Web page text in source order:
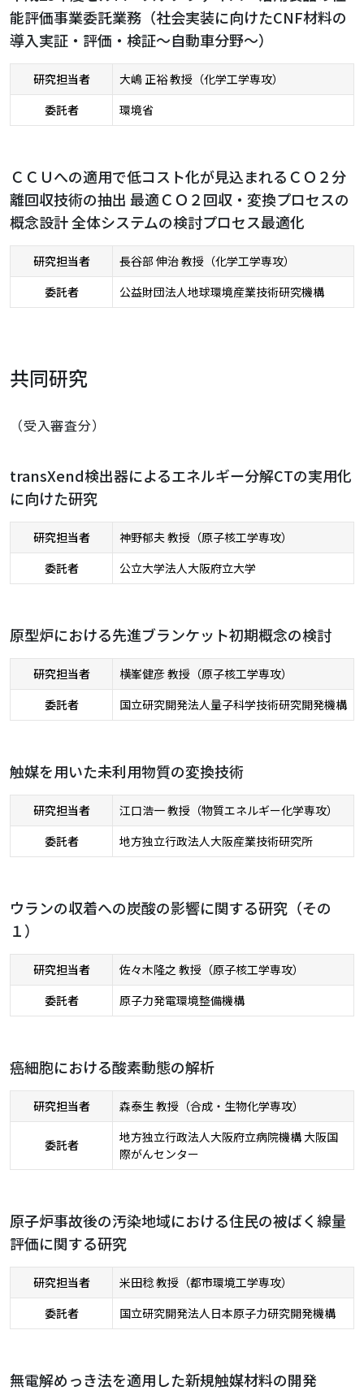
能評価事業委託業務（社会実装に向けたCNF材料の
導入実証・評価・検証～自動車分野～）
研究担当者
大嶋 正裕 教授（化学工学専攻）
委託者
環境省
ＣＣＵへの適用で低コスト化が見込まれるＣＯ２分
離回収技術の抽出 最適ＣＯ２回収・変換プロセスの
概念設計 全体システムの検討プロセス最適化
研究担当者
長谷部 伸治 教授（化学工学専攻）
委託者
公益財団法人地球環境産業技術研究機構
共同研究
（受入審査分）
transXend検出器によるエネルギー分解CTの実用化
に向けた研究
研究担当者
神野郁夫 教授（原子核工学専攻）
委託者
公立大学法人大阪府立大学
原型炉における先進ブランケット初期概念の検討
研究担当者
横峯健彦 教授（原子核工学専攻）
委託者
国立研究開発法人量子科学技術研究開発機構
触媒を用いた未利用物質の変換技術
研究担当者
江口浩一 教授（物質エネルギー化学専攻）
委託者
地方独立行政法人大阪産業技術研究所
ウランの収着への炭酸の影響に関する研究（その
１）
研究担当者
佐々木隆之 教授（原子核工学専攻）
委託者
原子力発電環境整備機構
癌細胞における酸素動態の解析
研究担当者 森泰生 教授（合成・生物化学専攻）
委託者
地方独立行政法人大阪府立病院機構 大阪国
際がんセンター
原子炉事故後の汚染地域における住民の被ばく線量
評価に関する研究
研究担当者
米田稔 教授（都市環境工学専攻）
委託者
国立研究開発法人日本原子力研究開発機構
無電解めっき法を適用した新規触媒材料の開発